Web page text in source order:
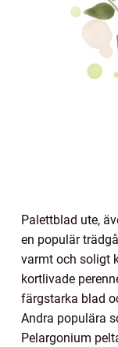
Palettblad ute,
en populär
varmt och soligt
kortlivade
färgstarka blad
Andra populära
Pelargonium